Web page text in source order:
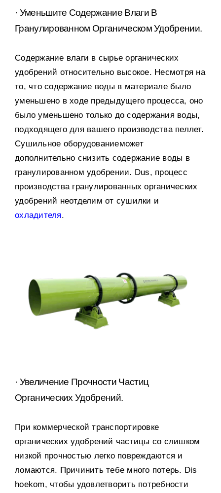
· Уменьшите Содержание Влаги В
Гранулированном Органическом Удобрении.
Содержание влаги в сырье органических
удобрений относительно высокое. Несмотря на
то, что содержание воды в материале было
уменьшено в ходе предыдущего процесса, оно
было уменьшено только до содержания воды,
подходящего для вашего производства пеллет.
Сушильное оборудованиеможет
дополнительно снизить содержание воды в
гранулированном удобрении. Dus, процесс
производства гранулированных органических
удобрений неотделим от сушилки и
охладителя.
· Увеличение Прочности Частиц
Органических Удобрений.
При коммерческой транспортировке
органических удобрений частицы со слишком
низкой прочностью легко повреждаются и
ломаются. Причинить тебе много потерь. Dis
hoekom, чтобы удовлетворить потребности